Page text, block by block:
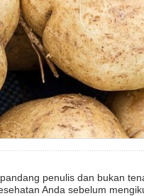
penulis dan bukan
Anda sebelum